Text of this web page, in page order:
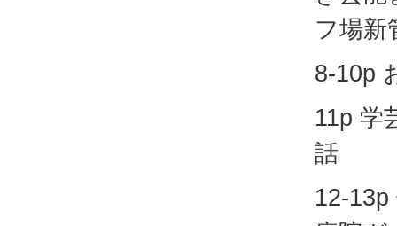
フ場新
8-10p
11p 学
話
12-